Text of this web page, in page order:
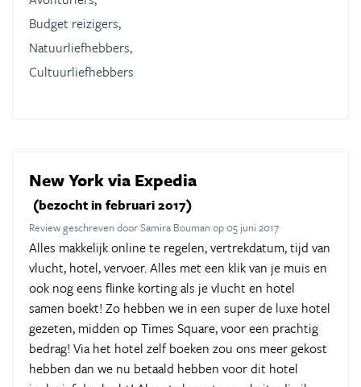
Budget reizigers,
Natuurliefhebbers,
Cultuurliefhebbers
New York via Expedia
(bezocht in februari 2017)
Review geschreven door Samira Bouman op 05 juni 2017
Alles makkelijk online te regelen, vertrekdatum, tijd van
vlucht, hotel, vervoer. Alles met een klik van je muis en
ook nog eens flinke korting als je vlucht en hotel
samen boekt! Zo hebben we in een super de luxe hotel
gezeten, midden op Times Square, voor een prachtig
bedrag! Via het hotel zelf boeken zou ons meer gekost
hebben dan we nu betaald hebben voor dit hotel